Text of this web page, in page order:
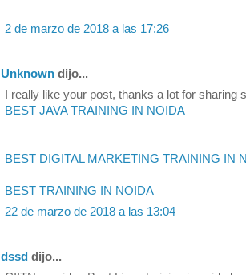
2 de marzo de 2018 a las 17:26
Unknown dijo...
I really like your post, thanks a lot for sharing
BEST JAVA TRAINING IN NOIDA
BEST DIGITAL MARKETING TRAINING IN
BEST TRAINING IN NOIDA
22 de marzo de 2018 a las 13:04
dssd dijo...